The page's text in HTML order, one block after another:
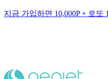
지금 가입하면 10,000P + 로또